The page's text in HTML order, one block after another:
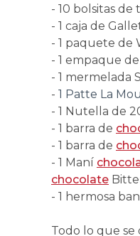
- 10 bolsitas
- 1 caja de
- 1 paquete de
- 1 empaque
- 1 mermelada
- 1 Patte La
- 1 Nutella de
- 1 barra de
- 1 barra de
- 1 Maní
chocolate
- 1 hermosa
Todo lo que se